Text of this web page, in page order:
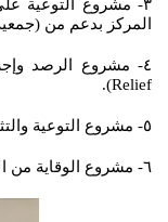
٣- مشروع التوعية
المركز بدعم من (جمعية Relief).
Relief).